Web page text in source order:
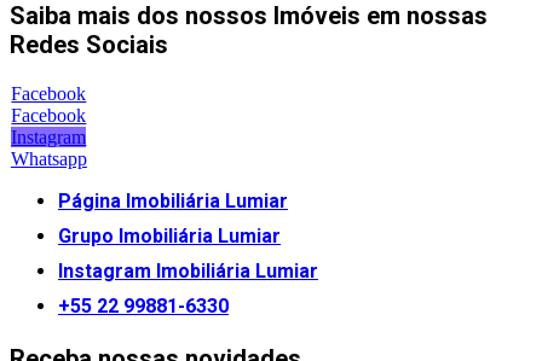
Saiba mais dos nossos Imóveis em nossas
Redes Sociais
Facebook
Facebook
Instagram
Whatsapp
Página Imobiliária Lumiar
Grupo Imobiliária Lumiar
Instagram Imobiliária Lumiar
+55 22 99881-6330